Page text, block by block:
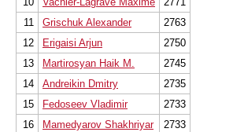
11
Grischuk Alexander
2763
12
Erigaisi Arjun
2750
13
Martirosyan Haik M.
2745
14
Andreikin Dmitry
2735
15
Fedoseev Vladimir
2733
16
Mamedyarov Shakhriyar
2733